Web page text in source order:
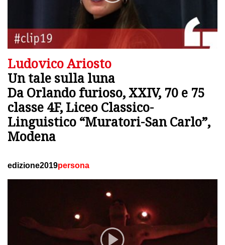
Ludovico Ariosto
Un tale sulla luna
Da Orlando furioso, XXIV, 70 e 75
classe 4F, Liceo Classico-
Linguistico “Muratori-San Carlo”,
Modena
edizione2019persona